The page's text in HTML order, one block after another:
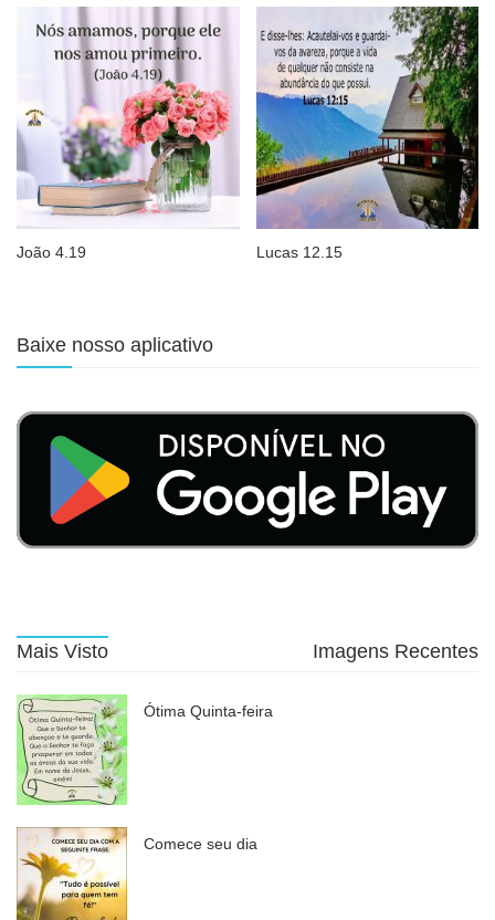
João 4.19 Lucas 12.15
Baixe nosso aplicativo
Mais Visto Imagens Recentes
Ótima Quinta-feira
Comece seu dia